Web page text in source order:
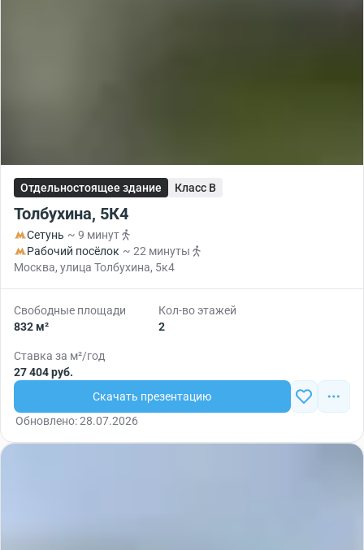
Отдельностоящее здание Класс B
Толбухина, 5К4
Сетунь ~ 9 минут
Рабочий посёлок ~ 22 минуты
Москва, улица Толбухина, 5к4
Свободные площади
832 м²
Кол-во этажей
2
Ставка за м²/год
27 404 руб.
Скачать презентацию
Обновлено: 28.07.2026